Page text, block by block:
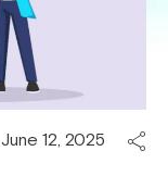
June 12, 2025